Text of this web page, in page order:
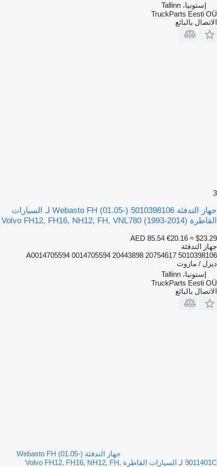
إستونيا، Tallinn
TruckParts Eesti OÜ
الاتصال بالبائع
3
جهاز التدفئة Webasto FH (01.05-) 5010398106 لـ السيارات
القاطرة Volvo FH12, FH16, NH12, FH, VNL780 (1993-2014)
AED 85.54 €20.16 ≈ $23.29
جهاز التدفئة
5010398106 20754617 20443898 A0014705594 0014705594
ديزل / مازوت
إستونيا، Tallinn
TruckParts Eesti OÜ
الاتصال بالبائع
جهاز التدفئة Webasto FH (01.05-)
9011401C لـ السيارات القاطرة Volvo FH12, FH16, NH12, FH,